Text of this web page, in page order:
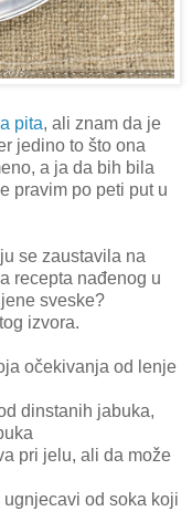
pita, ali znam da je
jedino to što ona
a ja da bih bila
pravim po peti put u
se zaustavila na
recepta nađenog u
sveske?
izvora.
očekivanja od lenje
dinstanih jabuka,
pri jelu, ali da može
od soka koji